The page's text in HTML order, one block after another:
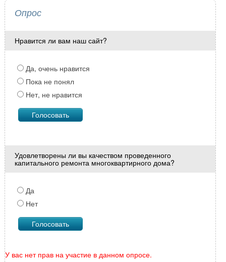
Опрос
Нравится ли вам наш сайт?
Да, очень нравится
Пока не понял
Нет, не нравится
Удовлетворены ли вы качеством проведенного
капитального ремонта многоквартирного дома?
Да
Нет
У вас нет прав на участие в данном опросе.